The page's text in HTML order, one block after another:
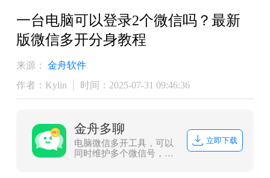
一台电脑可以登录2个微信吗？最新
版微信多开分身教程
来源：
金舟软件
作者：Kylin
时间：2025-07-31 09:46:36
金舟多聊
电脑微信多开工具，可以
同时维护多个微信号，微
立即下载